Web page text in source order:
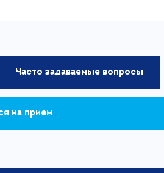
Часто задаваемые вопросы
на прием